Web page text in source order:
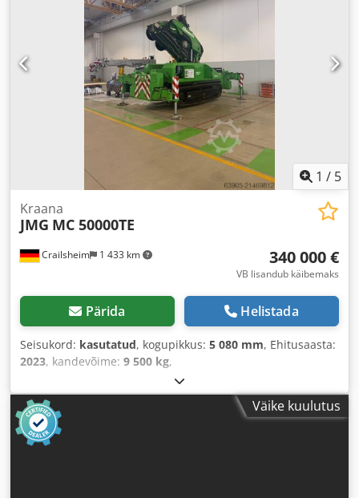
1 / 5
Crailsheim 1 433 km
Kraana
JMG MC 50000TE
340 000 €
VB lisandub käibemaks
Pärida Helistada
Seisukord: kasutatud, kogupikkus: 5 080 mm, Ehitusaasta:
2023, kandevõime: 9 500 kg,
Väike kuulutus